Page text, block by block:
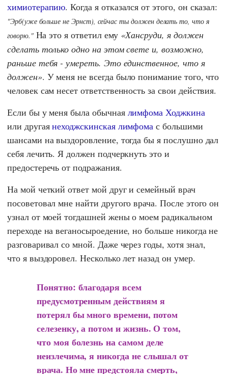
химиотерапию. Когда я отказался от этого, он сказал:
"Эрб(уже больше не Эрнст), сейчас ты должен делать то, что я
говорю."На это я ответил ему Хансруди, я должен
сделать только одно на этом свете и, возможно,
раньше тебя - умереть. Это единственное, что я
должен . У меня не всегда было понимание того, что
человек сам несет ответственность за свои действия.
Если бы у меня была обычная лимфома Ходжкина
или другаянеходжскинская лимфома с большими
шансами на выздоровление, тогда бы я послушно дал
себя лечить. Я должен подчеркнуть это и
предостеречь от подражания.
На мой четкий ответ мой друг и семейный врач
посоветовал мне найти другого врача. После этого он
узнал от моей тогдашней жены о моем радикальном
переходе на веганосыроедение, но больше никогда не
разговаривал со мной. Даже через годы, хотя знал,
что я выздоровел. Несколько лет назад он умер.
Понятно: благодаря всем
предусмотренным действиям я
потерял бы много времени, потом
селезенку, а потом и жизнь. О том,
что моя болезнь на самом деле
неизлечима, я никогда не слышал от
врача. Но мне предстояла смерть,